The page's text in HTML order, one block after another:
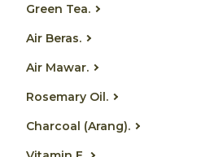
Green Tea.
Air Beras.
Air Mawar.
Rosemary Oil.
Charcoal (Arang).